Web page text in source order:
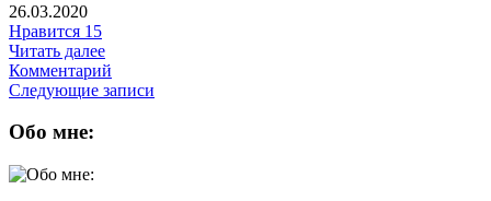
26.03.2020
Нравится 15
Читать далее
Комментарий
Следующие записи
Обо мне: